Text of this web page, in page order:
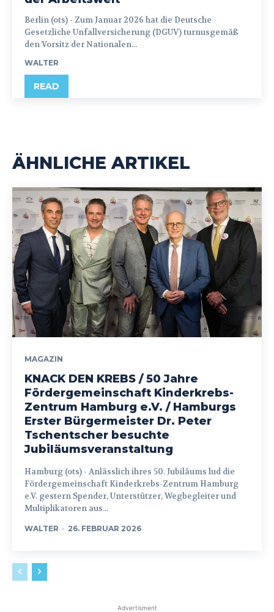
Berlin (ots) - Zum Januar 2026 hat die Deutsche
Gesetzliche Unfallversicherung (DGUV) turnusgemäß
den Vorsitz der Nationalen...
WALTER
READ
ÄHNLICHE ARTIKEL
MAGAZIN
KNACK DEN KREBS / 50 Jahre
Fördergemeinschaft Kinderkrebs-
Zentrum Hamburg e.V. / Hamburgs
Erster Bürgermeister Dr. Peter
Tschentscher besuchte
Jubiläumsveranstaltung
Hamburg (ots) - Anlässlich ihres 50. Jubiläums lud die
Fördergemeinschaft Kinderkrebs-Zentrum Hamburg
e.V. gestern Spender, Unterstützer, Wegbegleiter und
Multiplikatoren aus...
WALTER - 26. FEBRUAR 2026
Advertisment